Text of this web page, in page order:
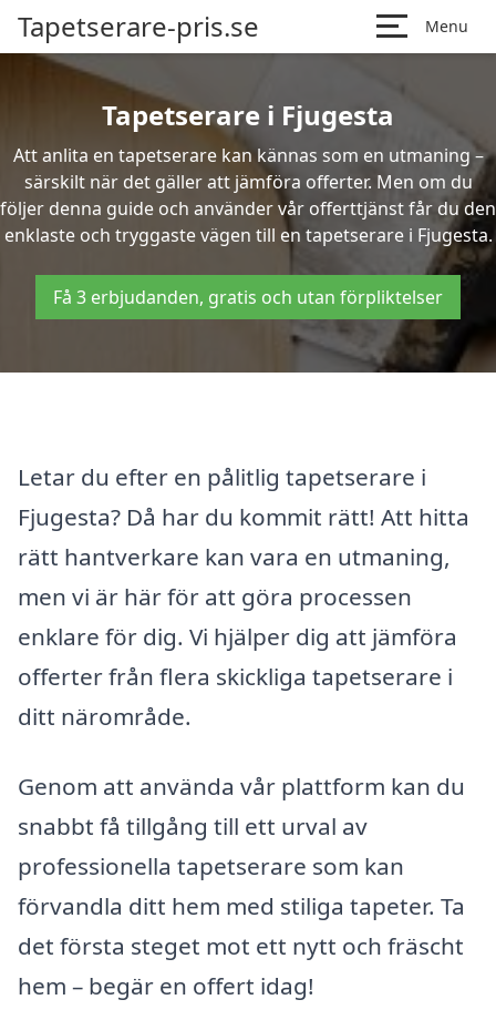
Tapetserare-pris.se Menu
Tapetserare i Fjugesta
Att anlita en tapetserare kan kännas som en utmaning –
särskilt när det gäller att jämföra offerter. Men om du
följer denna guide och använder vår offerttjänst får du den
enklaste och tryggaste vägen till en tapetserare i Fjugesta.
Få 3 erbjudanden, gratis och utan förpliktelser
Letar du efter en pålitlig tapetserare i
Fjugesta? Då har du kommit rätt! Att hitta
rätt hantverkare kan vara en utmaning,
men vi är här för att göra processen
enklare för dig. Vi hjälper dig att jämföra
offerter från flera skickliga tapetserare i
ditt närområde.
Genom att använda vår plattform kan du
snabbt få tillgång till ett urval av
professionella tapetserare som kan
förvandla ditt hem med stiliga tapeter. Ta
det första steget mot ett nytt och fräscht
hem – begär en offert idag!